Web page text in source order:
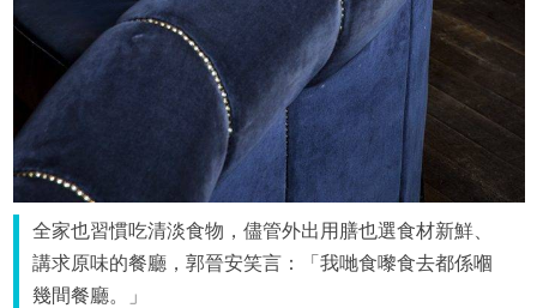
全家也習慣吃清淡食物，儘管外出用膳也選食材新鮮、
講求原味的餐廳，郭晉安笑言：「我哋食嚟食去都係嗰
幾間餐廳。」